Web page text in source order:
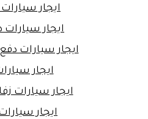
ايجار
ايجار سيارات
ايجار سيارات
ايجار
ايجار سيارات
ايجار